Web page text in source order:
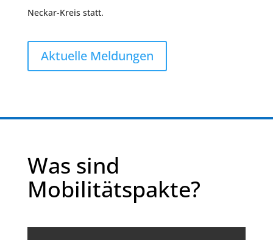
Neckar-Kreis statt.
Aktuelle Meldungen
Was sind
Mobilitätspakte?